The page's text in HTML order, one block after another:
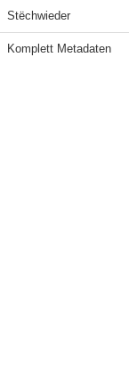
Stëchwieder
Komplett Metadaten